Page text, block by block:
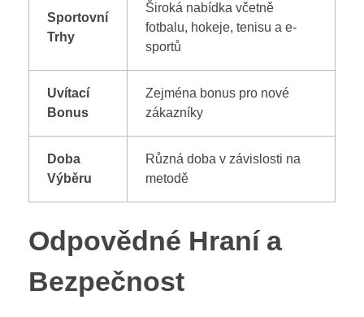
Sportovní
Trhy
Široká nabídka včetně
fotbalu, hokeje, tenisu a e-
sportů
Uvítací
Bonus
Zejména bonus pro nové
zákazníky
Doba
Výběru
Různá doba v závislosti na
metodě
Odpovědné Hraní a
Bezpečnost